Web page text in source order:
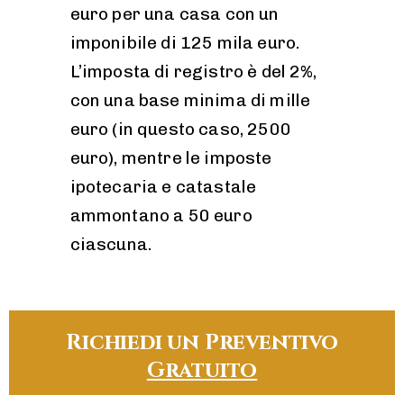
euro per una casa con un
imponibile di 125 mila euro.
L’imposta di registro è del 2%,
con una base minima di mille
euro (in questo caso, 2500
euro), mentre le imposte
ipotecaria e catastale
ammontano a 50 euro
ciascuna.
Richiedi un Preventivo
Gratuito